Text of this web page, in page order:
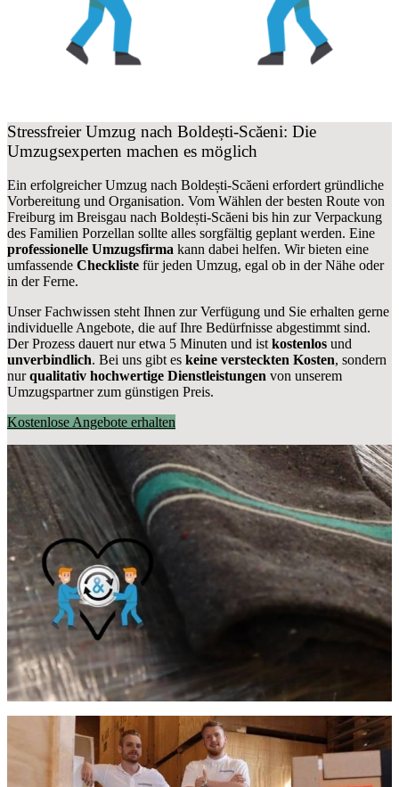
Stressfreier Umzug nach Boldești-Scăeni: Die
Umzugsexperten machen es möglich
Ein erfolgreicher Umzug nach Boldești-Scăeni erfordert gründliche
Vorbereitung und Organisation. Vom Wählen der besten Route von
Freiburg im Breisgau nach Boldești-Scăeni bis hin zur Verpackung
des Familien Porzellan sollte alles sorgfältig geplant werden. Eine
professionelle Umzugsfirma kann dabei helfen. Wir bieten eine
umfassende Checkliste für jeden Umzug, egal ob in der Nähe oder
in der Ferne.
Unser Fachwissen steht Ihnen zur Verfügung und Sie erhalten gerne
individuelle Angebote, die auf Ihre Bedürfnisse abgestimmt sind.
Der Prozess dauert nur etwa 5 Minuten und ist kostenlos und
unverbindlich. Bei uns gibt es keine versteckten Kosten, sondern
nurqualitativ hochwertige Dienstleistungen von unserem
Umzugspartner zum günstigen Preis.
Kostenlose Angebote erhalten